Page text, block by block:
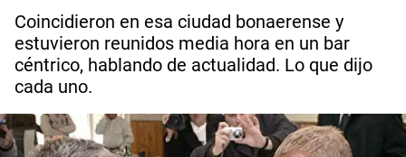
Coincidieron en esa ciudad bonaerense y
estuvieron reunidos media hora en un bar
céntrico, hablando de actualidad. Lo que dijo
cada uno.